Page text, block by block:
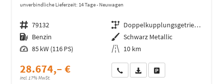
unverbindliche Lieferzeit: 14 Tage Neuwagen
Fahrzeugnr. 79132 Getriebe
Doppelkupplungsgetriebe (DSG)
Kraftstoff Benzin Außenfarbe Schwarz Metallic
Leistung 85 kW (116 PS) Kilometerstand 10 km
28.674,– €
incl. 17% MwSt.
Wir rufen Sie anFahrzeugexposé (PDF)